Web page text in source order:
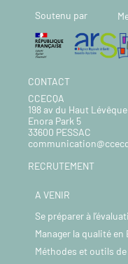
Soutenu par
CONTACT
CCECQA
198 av du Haut Lévêque
Enora Park 5
33600 PESSAC
RECRUTEMENT
A VENIR
Se préparer à
Manager la qualité
Méthodes et outils